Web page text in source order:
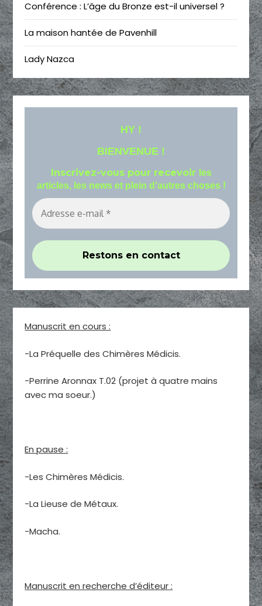
Conférence : L’âge du Bronze est-il universel ?
La maison hantée de Pavenhill
Lady Nazca
HY !
BIENVENUE !
Inscrivez-vous pour recevoir les
articles, les news et plein d'autres choses !
Manuscrit en cours :
-La Préquelle des Chimères Médicis.
-Perrine Aronnax T.02 (projet à quatre mains
avec ma soeur.)
En pause :
-Les Chimères Médicis.
-La Lieuse de Métaux.
-Macha.
Manuscrit en recherche d’éditeur :